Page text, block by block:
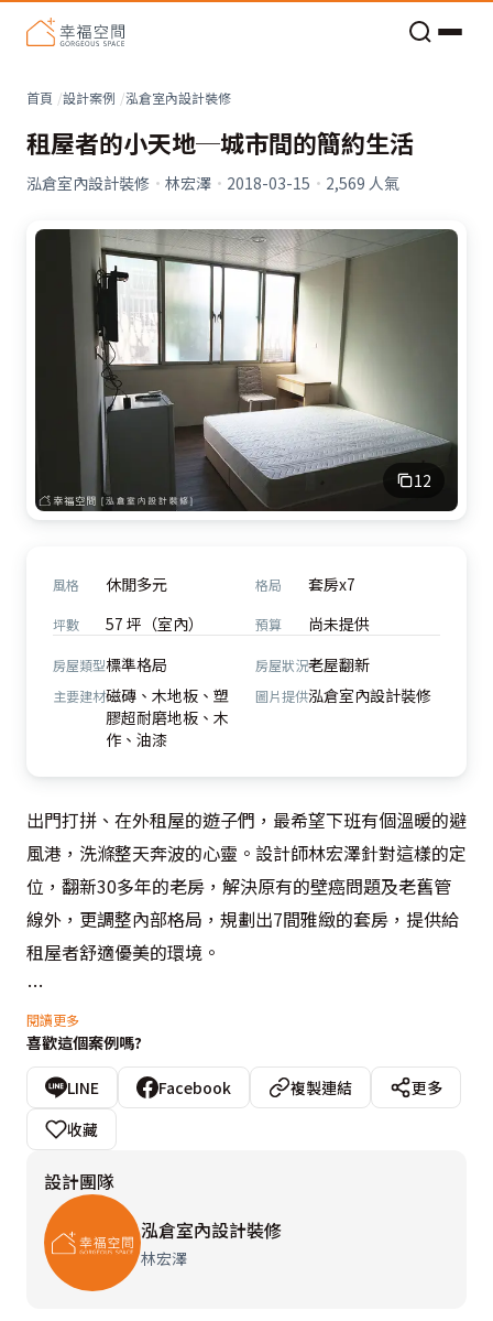
首頁 設計案例 泓倉室內設計裝修
租屋者的小天地─城市間的簡約生活
泓倉室內設計裝修 · 林宏澤 · 2018-03-15 · 2,569 人氣
12
風格 休閒多元 格局 套房x7
坪數 57 坪（室內） 預算 尚未提供
房屋類型標準格局 房屋狀況老屋翻新
主要建材磁磚、木地板、塑
膠超耐磨地板、木
作、油漆
圖片提供泓倉室內設計裝修
出門打拼、在外租屋的遊子們，最希望下班有個溫暖的避
風港，洗滌整天奔波的心靈。設計師林宏澤針對這樣的定
位，翻新30多年的老房，解決原有的壁癌問題及老舊管
線外，更調整內部格局，規劃出7間雅緻的套房，提供給
租屋者舒適優美的環境。
走進本案，每間套房均設置對外窗及獨立陽台，讓空間中
盈滿著輕透日光，可隨時洗衣與晾衣，形塑出完整、便利
的生活機能。此外，泓倉室內設計更打造如同在家的溫馨
感，整體配色以木紋搭配淡雅的霧鄉色，加上充足的採
光，營造出輕鬆簡約的幸福生活。
閱讀更多
喜歡這個案例嗎?
LINE Facebook 複製連結
更多
收藏
設計團隊
泓倉室內設計裝修
林宏澤